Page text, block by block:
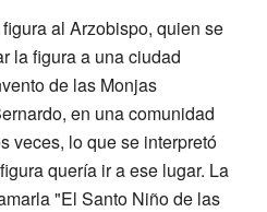
al Arzobispo, quien se
la figura a una ciudad
de las Monjas
en una comunidad
veces, lo que se interpretó
quería ir a ese lugar. La
"El Santo Niño de las